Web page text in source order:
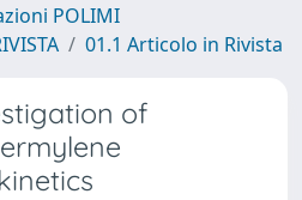
POLIMI
01.1 Articolo in Rivista
of